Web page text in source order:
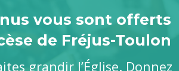
vous sont offerts
de Fréjus-Toulon
grandir l’Église. Donnez